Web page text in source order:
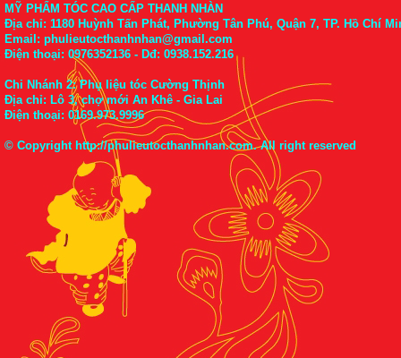
MỸ PHẨM TÓC CAO CẤP THANH NHÀN
Địa chỉ: 1180 Huỳnh Tấn Phát, Phường Tân Phú, Quận 7, TP. Hồ Chí
Email: phulieutocthanhnhan@gmail.com
Điện thoại: 0976352136 - Dđ: 0938.152.216
Chi Nhánh 2: Phụ liệu tóc Cường Thịnh
Địa chỉ: Lô 3, chợ mới An Khê - Gia Lai
Điện thoại: 0169.973.9996
© Copyright http://phulieutocthanhnhan.com. All right reserved